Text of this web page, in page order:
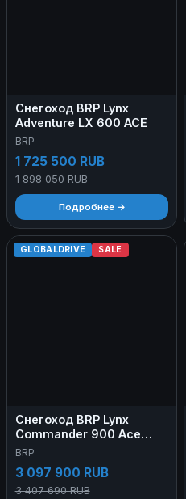
Снегоход BRP Lynx
Adventure LX 600 ACE
BRP
1 725 500 RUB
1 898 050 RUB
Подробнее →
GLOBALDRIVE SALE
Снегоход BRP Lynx
Commander 900 Ace
Turbo 2024
BRP
3 097 900 RUB
3 407 690 RUB